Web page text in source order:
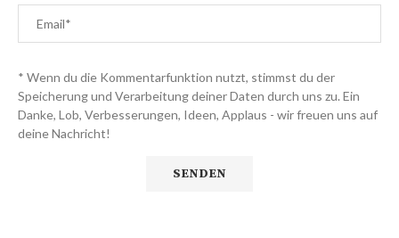
* Wenn du die Kommentarfunktion nutzt, stimmst du der
Speicherung und Verarbeitung deiner Daten durch uns zu. Ein
Danke, Lob, Verbesserungen, Ideen, Applaus - wir freuen uns auf
deine Nachricht!